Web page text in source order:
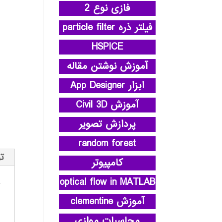
فازی نوع 2
فیلتر ذره particle filter
HSPICE
آموزش نوشتن مقاله
ابزار App Designer
آموزش Civil 3D
پردازش تصویر
random forest
کامپیوتر
optical flow in MATLAB
آموزش clementine